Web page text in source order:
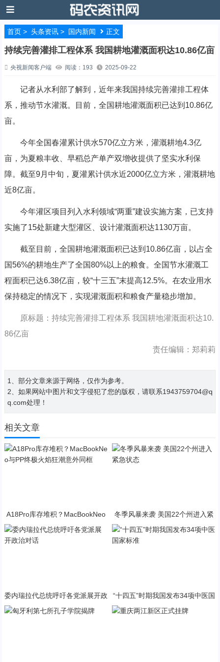
首页> 头条资讯> 国内新闻 正文
持续完善灌排工程体系 我国耕地灌溉面积达10.86亿亩
央视新闻客户端 阅读：193 2025-09-22
记者从水利部了解到，近年来我国持续完善灌排工程体
系，推动节水灌溉。目前，全国耕地灌溉面积已达到10.86亿
亩。
今年全国春灌累计供水570亿立方米，灌溉耕地4.3亿
亩，为夏粮丰收、早稻总产单产双增收提供了坚实水利保
障。截至9月中旬，夏灌累计供水近2000亿立方米，灌溉耕地
近8亿亩。
今年灌区项目列入水利领域“两重”建设实施方案，已支持
实施了15处新建大型灌区、设计灌溉面积达1130万亩。
截至目前，全国耕地灌溉面积已达到10.86亿亩，以占全
国56%的耕地生产了全国80%以上的粮食。全国节水灌溉工
程面积已达6.38亿亩，较“十三五”末提高12.5%。在农业用水
保持稳定的情况下，实现灌溉面积和粮食产量稳步增加。
原标题：持续完善灌排工程体系 我国耕地灌溉面积达10.
86亿亩
责任编辑：郑莉莉
1、部分文章来源于网络，仅作为参考。
2、如果网站中图片和文字侵犯了您的版权，请联系1943759704@q
q.com处理！
相关文章
A18Pro库存堆积？MacBookNeo
与PP终极火焰狂潮意外同框
冬季风暴来袭 美国22个州进入紧
急状态
委内瑞拉代总统呼吁各党派展开政
“十四五”时期我国发布34项中医国